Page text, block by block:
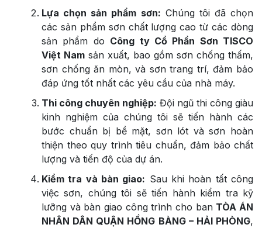
Lựa chọn sản phẩm sơn: Chúng tôi đã chọn
các sản phẩm sơn chất lượng cao từ các dòng
sản phẩm do Công ty Cổ Phần Sơn TISCO
Việt Nam sản xuất, bao gồm sơn chống thấm,
sơn chống ăn mòn, và sơn trang trí, đảm bảo
đáp ứng tốt nhất các yêu cầu của nhà máy.
Thi công chuyên nghiệp: Đội ngũ thi công giàu
kinh nghiệm của chúng tôi sẽ tiến hành các
bước chuẩn bị bề mặt, sơn lót và sơn hoàn
thiện theo quy trình tiêu chuẩn, đảm bảo chất
lượng và tiến độ của dự án.
Kiểm tra và bàn giao: Sau khi hoàn tất công
việc sơn, chúng tôi sẽ tiến hành kiểm tra kỹ
lưỡng và bàn giao công trình cho ban TÒA ÁN
NHÂN DÂN QUẬN HỒNG BÀNG – HẢI PHÒNG,